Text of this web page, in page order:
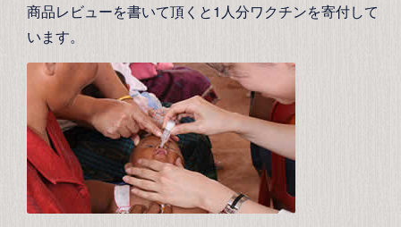
商品レビューを書いて頂くと1人分ワクチンを寄付して
います。